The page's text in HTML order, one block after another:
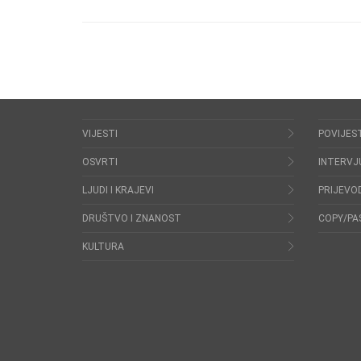
VIJESTI
OSVRTI
LJUDI I KRAJEVI
DRUŠTVO I ZNANOST
KULTURA
COPY/